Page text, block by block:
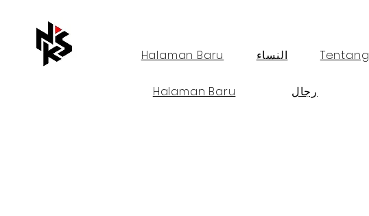
Halaman Baru النساء Tentang
Halaman Baru رجال